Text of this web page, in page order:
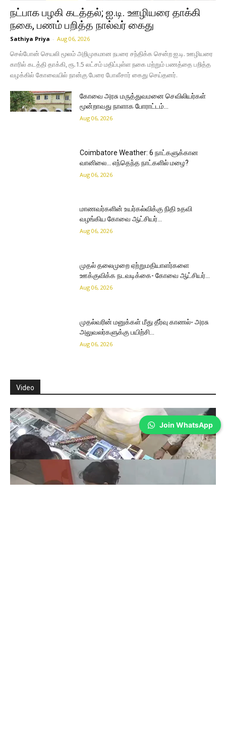
நட்பாக பழகி கடத்தல்; ஐ.டி. ஊழியரை தாக்கி
நகை, பணம் பறித்த நால்வர் கைது
Sathiya Priya - Aug 06, 2026
செல்போன் செயலி மூலம் அறிமுகமான நபரை சந்திக்க சென்ற ஐ.டி. ஊழியரை
காரில் கடத்தி தாக்கி, ரூ.1.5 லட்சம் மதிப்புள்ள நகை மற்றும் பணத்தை பறித்த
வழக்கில் கோவையில் நான்கு பேரை போலீசார் கைது செய்தனர்.
கோவை அரசு மருத்துவமனை செவிலியர்கள்
மூன்றாவது நாளாக போராட்டம்…
Aug 06, 2026
Coimbatore Weather: 6 நாட்களுக்கான
வானிலை… எந்தெந்த நாட்களில் மழை?
Aug 06, 2026
மாணவர்களின் உயர்கல்விக்கு நிதி உதவி
வழங்கிய கோவை ஆட்சியர்…
Aug 06, 2026
முதல் தலைமுறை ஏற்றுமதியாளர்களை
ஊக்குவிக்க நடவடிக்கை- கோவை ஆட்சியர்…
Aug 06, 2026
முதல்வரின் மனுக்கள் மீது தீர்வு காணல்- அரசு
அலுவலர்களுக்கு பயிற்சி…
Aug 06, 2026
Video
Join WhatsApp